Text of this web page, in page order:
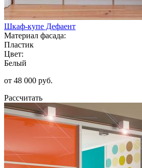
Шкаф-купе Дефаент
Материал фасада:
Пластик
Цвет:
Белый
от 48 000 руб.
Рассчитать